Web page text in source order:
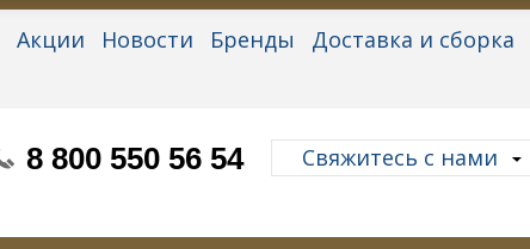
Акции Новости Бренды Доставка и сборка
8 800 550 56 54 Свяжитесь с нами